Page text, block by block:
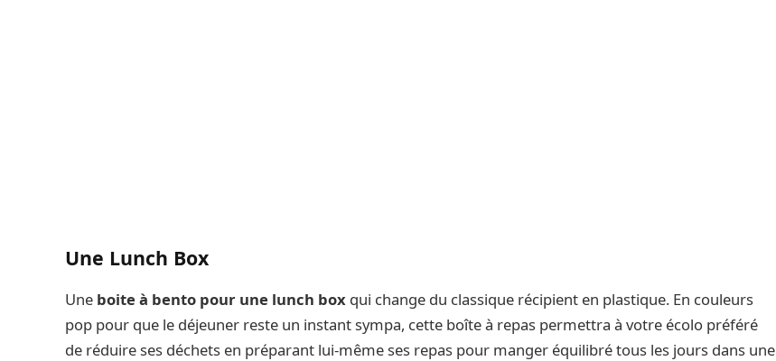
Une Lunch Box
Une boite à bento pour une lunch box qui change du classique récipient en plastique. En couleurs
pop pour que le déjeuner reste un instant sympa, cette boîte à repas permettra à votre écolo préféré
de réduire ses déchets en préparant lui-même ses repas pour manger équilibré tous les jours dans une